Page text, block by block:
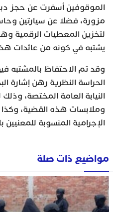
الموقوفين أسفرت عن حجز
مزورة، فضلا عن سيارتين
لتخزين المعطيات الرقمية
يشتبه في كونه من عائدات
وقد تم الاحتفاظ بالمشتبه
الحراسة النظرية رهن إشارة
النيابة العامة المختصة،
وملابسات هذه القضية، وكذا
الإجرامية المنسوبة للمعنيين
مواضيع ذات صلة